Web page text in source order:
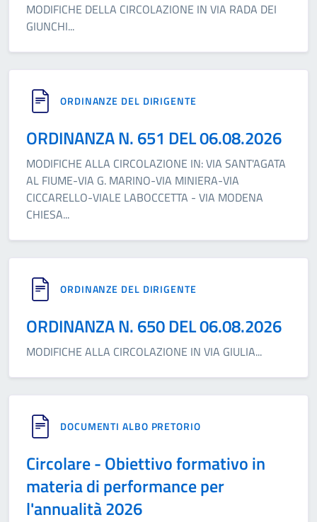
MODIFICHE DELLA CIRCOLAZIONE IN VIA RADA DEI
GIUNCHI...
ORDINANZE DEL DIRIGENTE
ORDINANZA N. 651 DEL 06.08.2026
MODIFICHE ALLA CIRCOLAZIONE IN: VIA SANT'AGATA
AL FIUME-VIA G. MARINO-VIA MINIERA-VIA
CICCARELLO-VIALE LABOCCETTA - VIA MODENA
CHIESA...
ORDINANZE DEL DIRIGENTE
ORDINANZA N. 650 DEL 06.08.2026
MODIFICHE ALLA CIRCOLAZIONE IN VIA GIULIA...
DOCUMENTI ALBO PRETORIO
Circolare - Obiettivo formativo in
materia di performance per
l'annualità 2026